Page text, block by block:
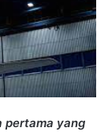
pertama yang